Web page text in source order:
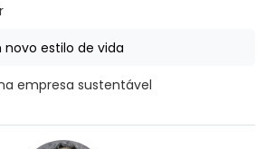
estilo de vida
empresa sustentável